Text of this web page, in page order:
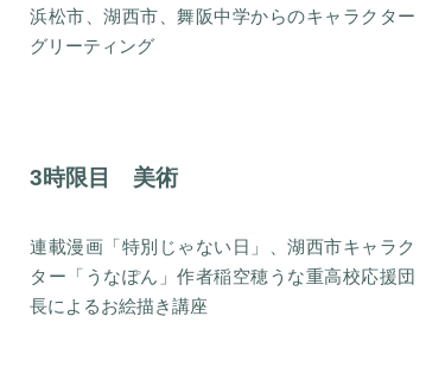
浜松市、湖西市、舞阪中学からのキャラクター
グリーティング
3時限目 美術
連載漫画「特別じゃない日」、湖西市キャラク
ター「うなぽん」作者稲空穂うな重高校応援団
長によるお絵描き講座